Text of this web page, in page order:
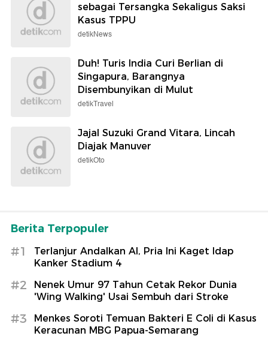
sebagai Tersangka Sekaligus Saksi
Kasus TPPU
detikNews
Duh! Turis India Curi Berlian di
Singapura, Barangnya
Disembunyikan di Mulut
detikTravel
Jajal Suzuki Grand Vitara, Lincah
Diajak Manuver
detikOto
Berita Terpopuler
#1
Terlanjur Andalkan AI, Pria Ini Kaget Idap
Kanker Stadium 4
#2
Nenek Umur 97 Tahun Cetak Rekor Dunia
'Wing Walking' Usai Sembuh dari Stroke
#3
Menkes Soroti Temuan Bakteri E Coli di Kasus
Keracunan MBG Papua-Semarang